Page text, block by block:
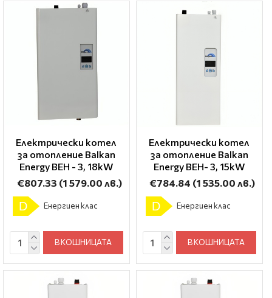
Електрически котел
за отопление Balkan
Energy BEH - 3, 18kW
€807.33 (1 579.00 лв.)
D Енергиен клас
В КОШНИЦАТА
Електрически котел
за отопление Balkan
Energy BEH- 3, 15kW
€784.84 (1 535.00 лв.)
D Енергиен клас
В КОШНИЦАТА